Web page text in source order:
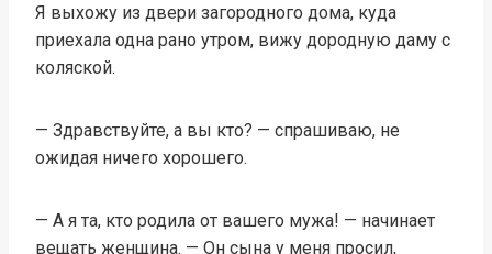
Я выхожу из двери загородного дома, куда
приехала одна рано утром, вижу дородную даму с
коляской.
— Здравствуйте, а вы кто? — спрашиваю, не
ожидая ничего хорошего.
— А я та, кто родила от вашего мужа! — начинает
вещать женщина. — Он сына у меня просил,